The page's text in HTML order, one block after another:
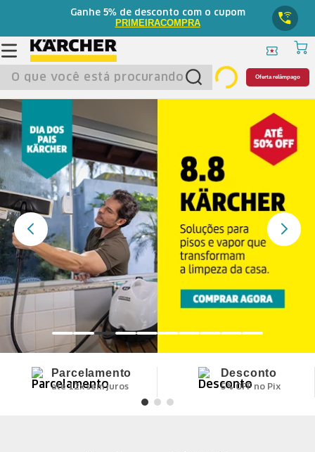
Ganhe 5%de desconto com o cupom
PRIMEIRACOMPRA
O que você está procurando?
Oferta relâmpago
Parcelamento
até 12x sem juros
Desconto
5% OFF no Pix